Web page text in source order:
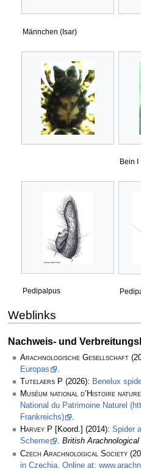
Männchen (Isar)
Bein I
Pedipalpus
Weblinks
Nachweis- und
Arachnologische Gesellschaft
Europas
Tutelaers P (2026): Benelux
Muséum national d’Histoire
National du Patrimoine Naturel
Frankreichs)
.
Harvey P [Koord.] (2014): Spider
Scheme
. British
Czech Arachnological Society
in Czechia. Online at: